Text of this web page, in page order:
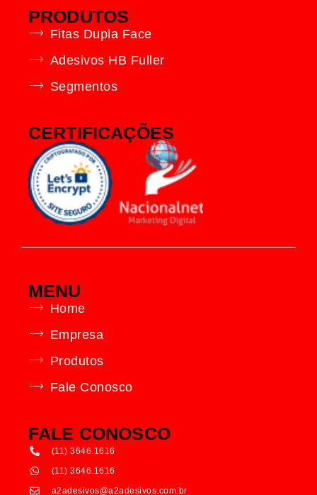
PRODUTOS
Fitas Dupla Face
Adesivos HB Fuller
Segmentos
CERTIFICAÇÕES
MENU
Home
Empresa
Produtos
Fale Conosco
FALE CONOSCO
(11) 3646.1616
(11) 3646.1616
a2adesivos@a2adesivos.com.br